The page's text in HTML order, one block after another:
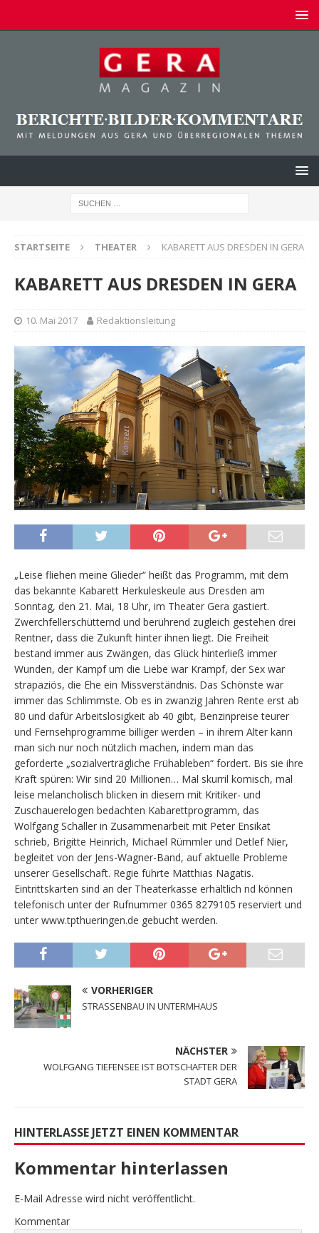
STARTSEITE THEATER KABARETT AUS DRESDEN IN GERA
KABARETT AUS DRESDEN IN GERA
10. Mai 2017 Redaktionsleitung
„Leise fliehen meine Glieder“ heißt das Programm, mit dem
das bekannte Kabarett Herkuleskeule aus Dresden am
Sonntag, den 21. Mai, 18 Uhr, im Theater Gera gastiert.
Zwerchfellerschütternd und berührend zugleich gestehen drei
Rentner, dass die Zukunft hinter ihnen liegt. Die Freiheit
bestand immer aus Zwängen, das Glück hinterließ immer
Wunden, der Kampf um die Liebe war Krampf, der Sex war
strapaziös, die Ehe ein Missverständnis. Das Schönste war
immer das Schlimmste. Ob es in zwanzig Jahren Rente erst ab
80 und dafür Arbeitslosigkeit ab 40 gibt, Benzinpreise teurer
und Fernsehprogramme billiger werden – in ihrem Alter kann
man sich nur noch nützlich machen, indem man das
geforderte „sozialverträgliche Frühableben“ fordert. Bis sie ihre
Kraft spüren: Wir sind 20 Millionen… Mal skurril komisch, mal
leise melancholisch blicken in diesem mit Kritiker- und
Zuschauerelogen bedachten Kabarettprogramm, das
Wolfgang Schaller in Zusammenarbeit mit Peter Ensikat
schrieb, Brigitte Heinrich, Michael Rümmler und Detlef Nier,
begleitet von der Jens-Wagner-Band, auf aktuelle Probleme
unserer Gesellschaft. Regie führte Matthias Nagatis.
Eintrittskarten sind an der Theaterkasse erhältlich nd können
telefonisch unter der Rufnummer 0365 8279105 reserviert und
unter www.tpthueringen.de gebucht werden.
VORHERIGER
STRASSENBAU IN UNTERMHAUS
NÄCHSTER
WOLFGANG TIEFENSEE IST BOTSCHAFTER DER
STADT GERA
HINTERLASSE JETZT EINEN KOMMENTAR
Kommentar hinterlassen
E-Mail Adresse wird nicht veröffentlicht.
Kommentar